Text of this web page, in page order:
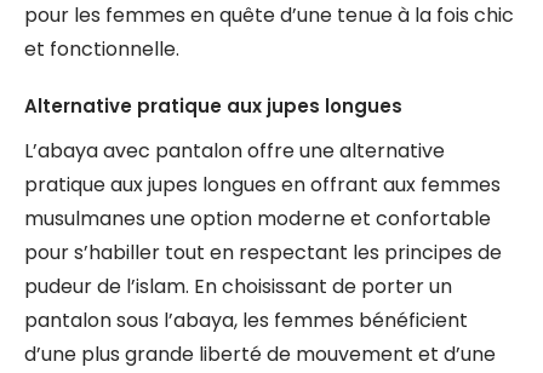
pour les femmes en quête d’une tenue à la fois chic
et fonctionnelle.
Alternative pratique aux jupes longues
L’abaya avec pantalon offre une alternative
pratique aux jupes longues en offrant aux femmes
musulmanes une option moderne et confortable
pour s’habiller tout en respectant les principes de
pudeur de l’islam. En choisissant de porter un
pantalon sous l’abaya, les femmes bénéficient
d’une plus grande liberté de mouvement et d’une